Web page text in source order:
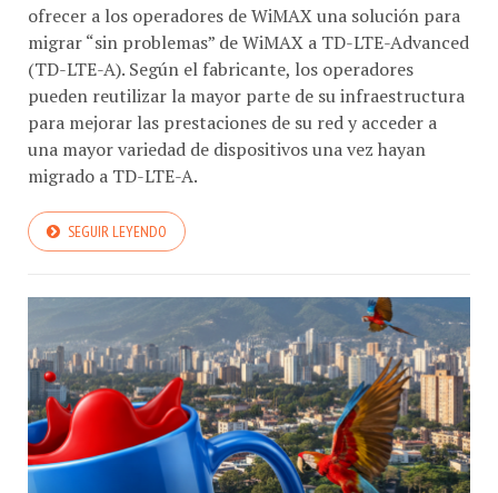
ofrecer a los operadores de WiMAX una solución para
migrar “sin problemas” de WiMAX a TD-LTE-Advanced
(TD-LTE-A). Según el fabricante, los operadores
pueden reutilizar la mayor parte de su infraestructura
para mejorar las prestaciones de su red y acceder a
una mayor variedad de dispositivos una vez hayan
migrado a TD-LTE-A.
SEGUIR LEYENDO